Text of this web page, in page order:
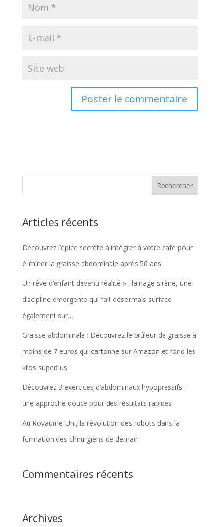
Articles récents
Découvrez l’épice secrète à intégrer à votre café pour
éliminer la graisse abdominale après 50 ans
Un rêve d’enfant devenu réalité » : la nage sirène, une
discipline émergente qui fait désormais surface
également sur…
Graisse abdominale : Découvrez le brûleur de graisse à
moins de 7 euros qui cartonne sur Amazon et fond les
kilos superflus
Découvrez 3 exercices d’abdominaux hypopressifs :
une approche douce pour des résultats rapides
Au Royaume-Uni, la révolution des robots dans la
formation des chirurgiens de demain
Commentaires récents
Archives